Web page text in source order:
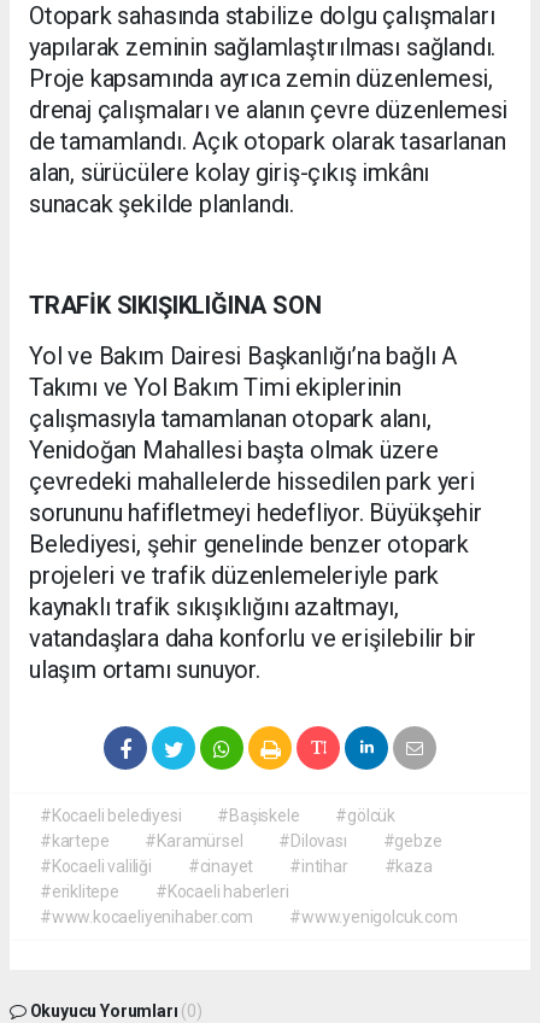
Otopark sahasında stabilize dolgu çalışmaları
yapılarak zeminin sağlamlaştırılması sağlandı.
Proje kapsamında ayrıca zemin düzenlemesi,
drenaj çalışmaları ve alanın çevre düzenlemesi
de tamamlandı. Açık otopark olarak tasarlanan
alan, sürücülere kolay giriş-çıkış imkânı
sunacak şekilde planlandı.
TRAFİK SIKIŞIKLIĞINA SON
Yol ve Bakım Dairesi Başkanlığı’na bağlı A
Takımı ve Yol Bakım Timi ekiplerinin
çalışmasıyla tamamlanan otopark alanı,
Yenidoğan Mahallesi başta olmak üzere
çevredeki mahallelerde hissedilen park yeri
sorununu hafifletmeyi hedefliyor. Büyükşehir
Belediyesi, şehir genelinde benzer otopark
projeleri ve trafik düzenlemeleriyle park
kaynaklı trafik sıkışıklığını azaltmayı,
vatandaşlara daha konforlu ve erişilebilir bir
ulaşım ortamı sunuyor.
#Kocaeli belediyesi #Başiskele
#gölcük
#kartepe
#Karamürsel #Dilovası
#gebze
#Kocaeli valiliği
#cinayet #intihar
#kaza
#eriklitepe
#Kocaeli haberleri
#www.kocaeliyenihaber.com
#www.yenigolcuk.com
Okuyucu Yorumları (0)